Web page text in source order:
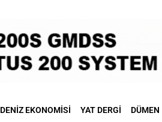
DENIZ EKONOMISI YAT DERGI DÜMEN